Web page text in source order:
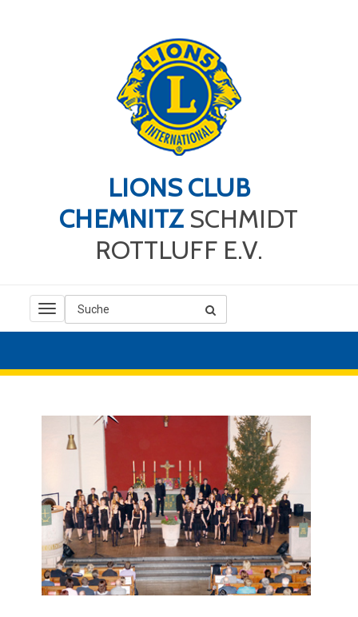
LIONS CLUB
CHEMNITZSCHMIDT
ROTTLUFF E.V.
TOGGLE
NAVIGATION